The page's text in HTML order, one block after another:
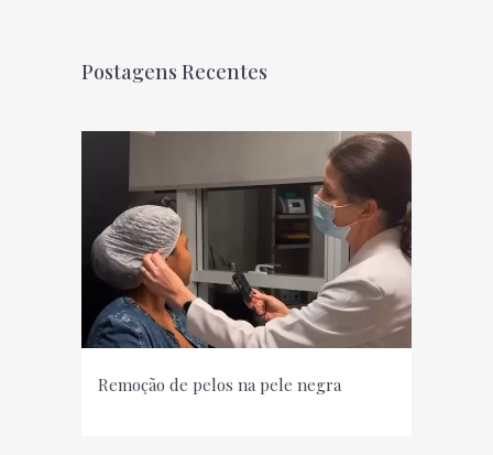
Postagens Recentes
Remoção de pelos na pele negra